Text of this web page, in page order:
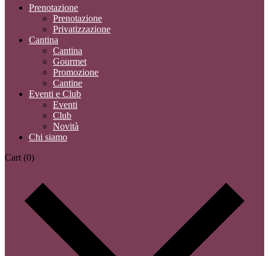
Prenotazione
Prenotazione
Privatizzazione
Cantina
Cantina
Gourmet
Promozione
Cantine
Eventi e Club
Eventi
Club
Novità
Chi siamo
Cart (0)